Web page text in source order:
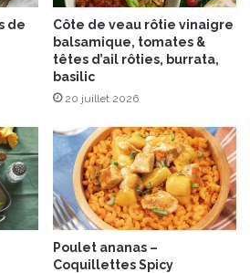
de
Côte de veau rôtie vinaigre
balsamique, tomates &
têtes d’ail rôties, burrata,
basilic
20 juillet 2026
Poulet ananas –
Coquillettes Spicy